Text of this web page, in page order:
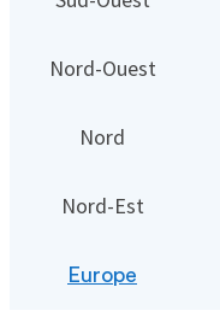
Nord-Ouest
Nord
Nord-Est
Europe